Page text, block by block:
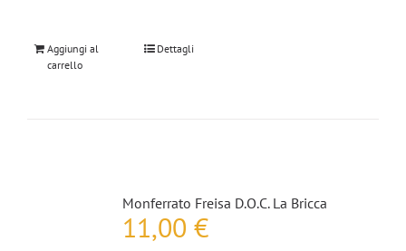
Aggiungi al
carrello
Dettagli
Monferrato Freisa D.O.C. La Bricca
11,00 €